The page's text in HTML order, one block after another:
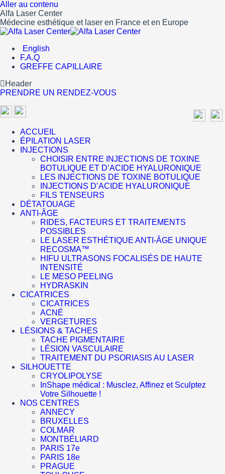
Aller au contenu
Alfa Laser Center
Médecine esthétique et laser en France et en Europe
English
F.A.Q
GREFFE CAPILLAIRE
Header
PRENDRE UN RENDEZ-VOUS
ACCUEIL
ÉPILATION LASER
INJECTIONS
CHOISIR ENTRE INJECTIONS DE TOXINE
BOTULIQUE ET D’ACIDE HYALURONIQUE
LES INJECTIONS DE TOXINE BOTULIQUE
INJECTIONS D’ACIDE HYALURONIQUE
FILS TENSEURS
DÉTATOUAGE
ANTI-ÂGE
RIDES, FACTEURS ET TRAITEMENTS
POSSIBLES
LE LASER ESTHÉTIQUE ANTI-ÂGE UNIQUE
RECOSMA™
HIFU ULTRASONS FOCALISÉS DE HAUTE
INTENSITÉ
LE MESO PEELING
HYDRASKIN
CICATRICES
CICATRICES
ACNÉ
VERGETURES
LÉSIONS & TACHES
TACHE PIGMENTAIRE
LÉSION VASCULAIRE
TRAITEMENT DU PSORIASIS AU LASER
SILHOUETTE
CRYOLIPOLYSE
InShape médical : Musclez, Affinez et Sculptez
Votre Silhouette !
NOS CENTRES
ANNECY
BRUXELLES
COLMAR
MONTBÉLIARD
PARIS 17e
PARIS 18e
PRAGUE